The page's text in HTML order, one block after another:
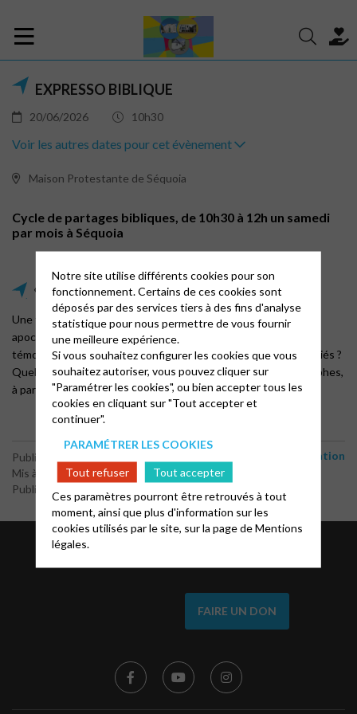
EXPRESSO BIBLIQUE
20/06/2026 10h30
Voir les autres dates pour cet évènement
Maison Protestante de Séquoia
Cycle de partages bibliques, de 10h30 à 12h un samedi
par mois à Séquoia
« Parcours autour des textes apocryphes »
Une fois par mois, nous irons à la découverte des textes
apocryphes. Quels intérêts présentent-ils ? Rêveries ou
témoignages de faits authentiques ? mystères cachés ou oubliés ?
Quelques questions pour une approche des évangiles apocryphes,
à parcourir ensemble.
Publié le 28 juin 2024
Mis à jour le 18 avril 2026
Publié par le webmaster
Formation
FAIRE UN DON
Notre site utilise différents cookies pour son
fonctionnement. Certains de ces cookies sont
déposés par des services tiers à des fins d'analyse
statistique pour nous permettre de vous fournir
une meilleure expérience.
Si vous souhaitez configurer les cookies que vous
souhaitez autoriser, vous pouvez cliquer sur
"Paramétrer les cookies", ou bien accepter tous les
cookies en cliquant sur "Tout accepter et
continuer".
PARAMÉTRER LES COOKIES
Tout refuser
Tout accepter
Ces paramètres pourront être retrouvés à tout
moment, ainsi que plus d'information sur les
cookies utilisés par le site, sur la page deMentions
légales.